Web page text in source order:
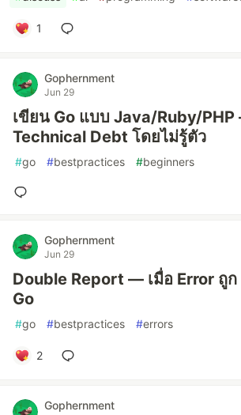
1
Gophernment
Jun 29
เขียน Go แบบ Java/Ruby/
Technical Debt โดยไม่รู้ตัว
#go #bestpractices #beginners
Gophernment
Jun 29
Double Report — เมื่อ Error ถู
Go
#go #bestpractices #errors
2
Gophernment